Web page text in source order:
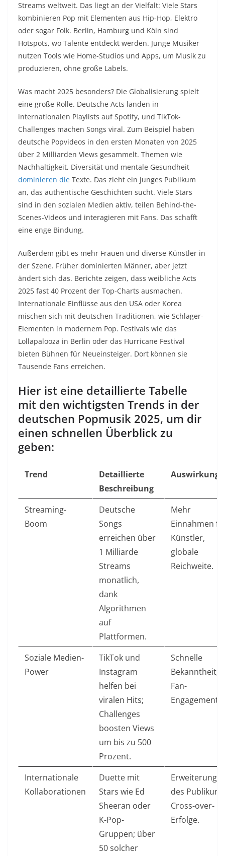
Streams weltweit. Das liegt an der Vielfalt: Viele Stars
kombinieren Pop mit Elementen aus Hip-Hop, Elektro
oder sogar Folk. Berlin, Hamburg und Köln sind
Hotspots, wo Talente entdeckt werden. Junge Musiker
nutzen Tools wie Home-Studios und Apps, um Musik zu
produzieren, ohne große Labels.
Was macht 2025 besonders? Die Globalisierung spielt
eine große Rolle. Deutsche Acts landen in
internationalen Playlists auf Spotify, und TikTok-
Challenges machen Songs viral. Zum Beispiel haben
deutsche Popvideos in den ersten Monaten von 2025
über 2 Milliarden Views gesammelt. Themen wie
Nachhaltigkeit, Diversität und mentale Gesundheit
dominieren die Texte. Das zieht ein junges Publikum
an, das authentische Geschichten sucht. Viele Stars
sind in den sozialen Medien aktiv, teilen Behind-the-
Scenes-Videos und interagieren mit Fans. Das schafft
eine enge Bindung.
Außerdem gibt es mehr Frauen und diverse Künstler in
der Szene. Früher dominierten Männer, aber jetzt
ändert sich das. Berichte zeigen, dass weibliche Acts
2025 fast 40 Prozent der Top-Charts ausmachen.
Internationale Einflüsse aus den USA oder Korea
mischen sich mit deutschen Traditionen, wie Schlager-
Elementen in modernem Pop. Festivals wie das
Lollapalooza in Berlin oder das Hurricane Festival
bieten Bühnen für Neueinsteiger. Dort können sie
Tausende Fans erreichen.
Hier ist eine detaillierte Tabelle
mit den wichtigsten Trends in der
deutschen Popmusik 2025, um dir
einen schnellen Überblick zu
geben:
Trend
Detaillierte
Beschreibung
Streaming-
Boom
Deutsche
Songs
erreichen über
1 Milliarde
Streams
monatlich,
dank
Algorithmen
auf
Plattformen.
Mehr
Einnahmen
Künstler,
globale
Reichweite.
Soziale Medien-
Power
TikTok und
Instagram
helfen bei
viralen Hits;
Challenges
boosten Views
um bis zu 500
Prozent.
Schnelle
Bekanntheit,
Fan-
Engagement.
Internationale
Kollaborationen
Duette mit
Stars wie Ed
Sheeran oder
K-Pop-
Gruppen; über
50 solcher
Erweiterung
des
Cross-over-
Erfolge.